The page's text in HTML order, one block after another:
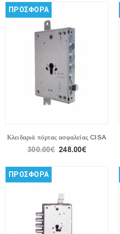
ΠΡΟΣΦΟΡΑ
Κλειδαριά πόρτας ασφαλείας CISA
300.00€ 248.00€
ΠΡΟΣΦΟΡΑ